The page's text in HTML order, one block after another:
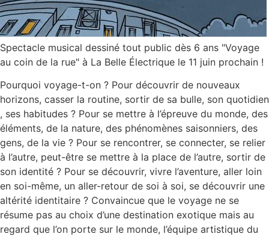
Spectacle musical dessiné tout public dès 6 ans "Voyage
au coin de la rue" à La Belle Électrique le 11 juin prochain !
Pourquoi voyage-t-on ? Pour découvrir de nouveaux
horizons, casser la routine, sortir de sa bulle, son quotidien
, ses habitudes ? Pour se mettre à l’épreuve du monde, des
éléments, de la nature, des phénomènes saisonniers, des
gens, de la vie ? Pour se rencontrer, se connecter, se relier
à l’autre, peut-être se mettre à la place de l’autre, sortir de
son identité ? Pour se découvrir, vivre l’aventure, aller loin
en soi-même, un aller-retour de soi à soi, se découvrir une
altérité identitaire ? Convaincue que le voyage ne se
résume pas au choix d’une destination exotique mais au
regard que l’on porte sur le monde, l’équipe artistique du